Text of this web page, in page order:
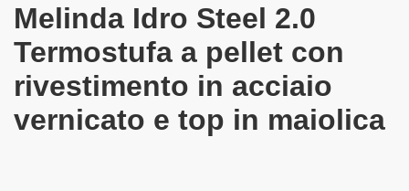
Melinda Idro Steel 2.0
Termostufa a pellet con
rivestimento in acciaio
vernicato e top in maiolica